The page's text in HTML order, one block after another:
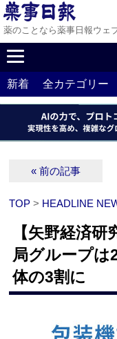
薬のことなら薬事日報ウェ
新着 全カテゴリー
« 前の記事
TOP > HEADLINE
【矢野経済
局グループは
体の3割に